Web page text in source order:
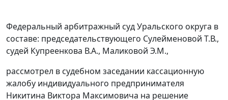
Федеральный арбитражный суд Уральского округа в
составе: председательствующего Сулейменовой Т.В.,
судей Купреенкова В.А., Маликовой Э.М.,
рассмотрел в судебном заседании кассационную
жалобу индивидуального предпринимателя
Никитина Виктора Максимовича на решение